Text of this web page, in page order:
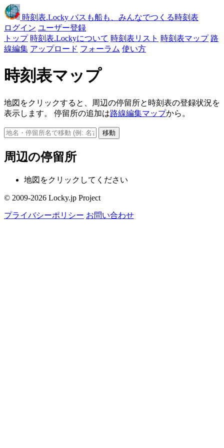
時刻表.Locky バスも船も、みんなでつくる時刻表
ログイン ユーザー登録
トップ 時刻表.Lockyについて 時刻表リスト 時刻表マップ 路
線編集 アップロード フォーラム 使い方
時刻表マップ
地図をクリックすると、周辺の停留所と時刻表の登録状況を
表示します。 停留所の追加は路線編集マップから。
移動
周辺の停留所
地図をクリックしてください
© 2009-2026 Locky.jp Project
プライバシーポリシー お問い合わせ